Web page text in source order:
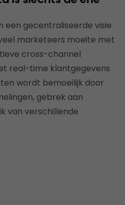
een gecentraliseerde visie
marketeers moeite met
cross-channel
real-time klantgegevens
wordt bemoeilijk door
gebrek aan
van verschillende